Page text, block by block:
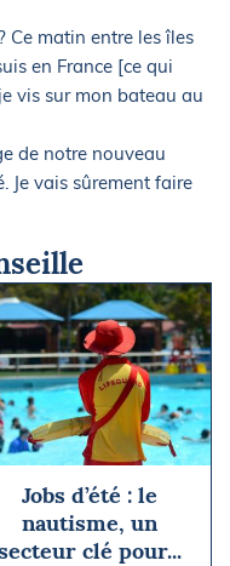
Ce matin entre les îles
en France [ce qui
vis sur mon bateau au
de notre nouveau
Je vais sûrement faire
Jobs d’été : le
nautisme, un
clé pour...